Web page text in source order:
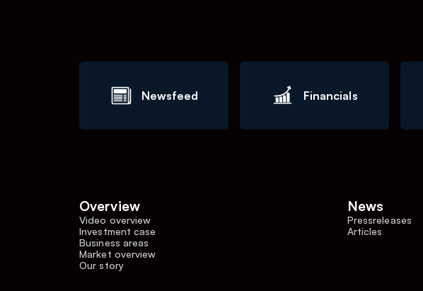
Newsfeed Financials
Overview
Video overview
Investment case
Business areas
Market overview
Our story
News
Pressreleases
Articles